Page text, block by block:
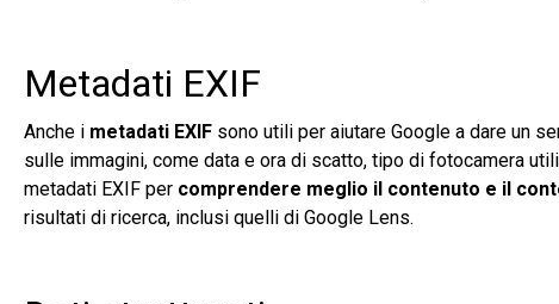
Metadati EXIF
Anche i metadati EXIF sono utili per aiutare Google a dare un
sulle immagini, come data e ora di scatto, tipo di fotocamera
metadati EXIF per comprendere meglio il contenuto e il
risultati di ricerca, inclusi quelli di Google Lens.